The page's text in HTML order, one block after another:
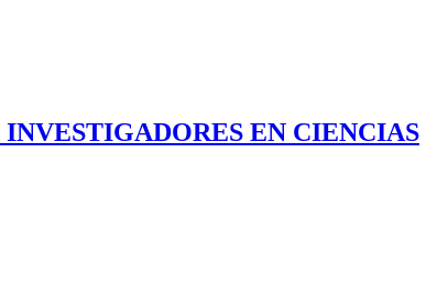
EN CIENCIAS